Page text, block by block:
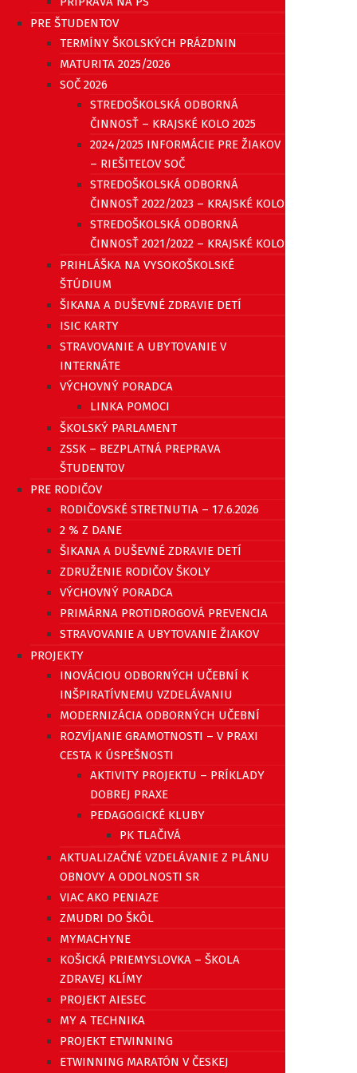
PRE ŠTUDENTOV
TERMÍNY ŠKOLSKÝCH PRÁZDNIN
MATURITA 2025/2026
SOČ 2026
STREDOŠKOLSKÁ ODBORNÁ
ČINNOSŤ – KRAJSKÉ KOLO 2025
2024/2025 INFORMÁCIE PRE ŽIAKOV
– RIEŠITEĽOV SOČ
STREDOŠKOLSKÁ ODBORNÁ
ČINNOSŤ 2022/2023 – KRAJSKÉ KOLO
STREDOŠKOLSKÁ ODBORNÁ
ČINNOSŤ 2021/2022 – KRAJSKÉ KOLO
PRIHLÁŠKA NA VYSOKOŠKOLSKÉ
ŠTÚDIUM
ŠIKANA A DUŠEVNÉ ZDRAVIE DETÍ
ISIC KARTY
STRAVOVANIE A UBYTOVANIE V
INTERNÁTE
VÝCHOVNÝ PORADCA
LINKA POMOCI
ŠKOLSKÝ PARLAMENT
ZSSK – BEZPLATNÁ PREPRAVA
ŠTUDENTOV
PRE RODIČOV
RODIČOVSKÉ STRETNUTIA – 17.6.2026
2 % Z DANE
ŠIKANA A DUŠEVNÉ ZDRAVIE DETÍ
ZDRUŽENIE RODIČOV ŠKOLY
VÝCHOVNÝ PORADCA
PRIMÁRNA PROTIDROGOVÁ PREVENCIA
STRAVOVANIE A UBYTOVANIE ŽIAKOV
PROJEKTY
INOVÁCIOU ODBORNÝCH UČEBNÍ K
INŠPIRATÍVNEMU VZDELÁVANIU
MODERNIZÁCIA ODBORNÝCH UČEBNÍ
ROZVÍJANIE GRAMOTNOSTI – V PRAXI
CESTA K ÚSPEŠNOSTI
AKTIVITY PROJEKTU – PRÍKLADY
DOBREJ PRAXE
PEDAGOGICKÉ KLUBY
PK TLAČIVÁ
AKTUALIZAČNÉ VZDELÁVANIE Z PLÁNU
OBNOVY A ODOLNOSTI SR
VIAC AKO PENIAZE
ZMUDRI DO ŠKÔL
MYMACHYNE
KOŠICKÁ PRIEMYSLOVKA – ŠKOLA
ZDRAVEJ KLÍMY
PROJEKT AIESEC
MY A TECHNIKA
PROJEKT ETWINNING
ETWINNING MARATÓN V ČESKEJ